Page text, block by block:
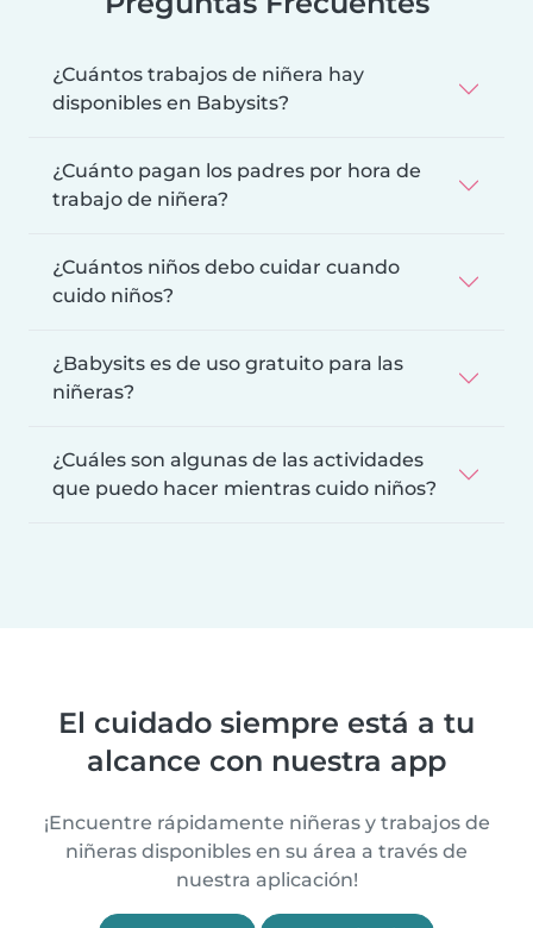
¿Cuántos trabajos de niñera hay
disponibles en Babysits?
¿Cuánto pagan los padres por hora de
trabajo de niñera?
¿Cuántos niños debo cuidar cuando
cuido niños?
¿Babysits es de uso gratuito para las
niñeras?
¿Cuáles son algunas de las actividades
que puedo hacer mientras cuido niños?
El cuidado siempre está a tu
alcance con nuestra app
¡Encuentre rápidamente niñeras y trabajos de
niñeras disponibles en su área a través de
nuestra aplicación!